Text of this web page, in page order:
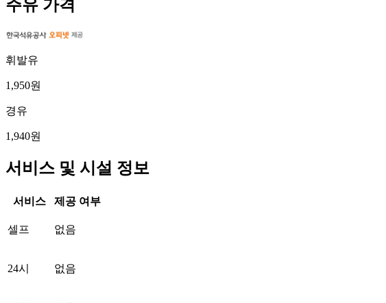
주유 가격
휘발유
1,950원
경유
1,940원
서비스 및 시설 정보
서비스 제공 여부
셀프 없음
24시 없음